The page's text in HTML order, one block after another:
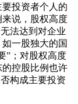
投资者个人的
说，股权高度
法达到对企业
一股独大的国
”；对股权高度
控股比例也许
构成主要投资